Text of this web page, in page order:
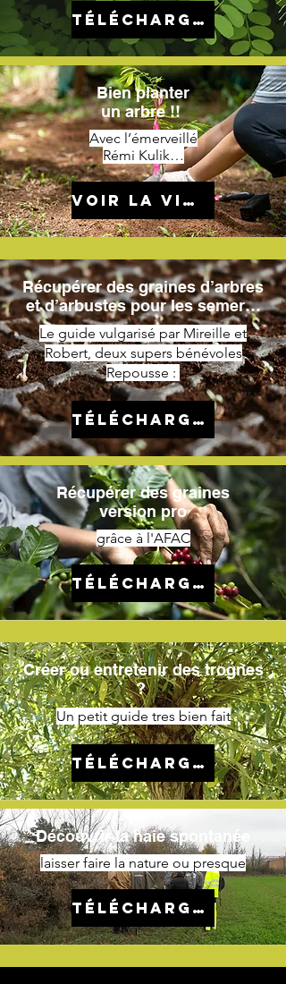
télécharger
Bien planter
un arbre !!
Avec l’émerveillé
Rémi Kulik…
voir la video
Récupérer des graines d’arbres
et d’arbustes pour les semer…
Le guide vulgarisé par Mireille et
Robert, deux supers bénévoles
Repousse :
Télécharger
Récupérer des graines
version pro
grâce à l'AFAC
Télécharger
Créer ou entretenir des trognes
?
Un petit guide tres bien fait
télécharger
Découvrir la haie spontanée
laisser faire la nature ou presque
Télécharger